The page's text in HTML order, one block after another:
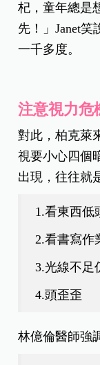
杞，童年總是
先！」Janet
一千多度。
注意視力危
對此，柏克萊
視要小心四個
出現，往往就
1.看東西低
2.看書寫作
3.光線不足
4.頭歪歪
林億倫醫師強